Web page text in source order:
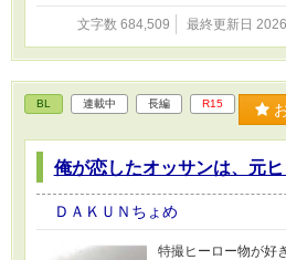
文字数 684,509 最終更新日
BL 連載中 長編 R15
俺が恋したオッサンは、元ヒ
ＤＡＫＵＮちょめ
特撮ヒーロー物が好